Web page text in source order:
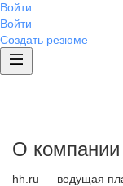
Войти
Войти
Создать резюме
О компании
hh.ru — ведущая